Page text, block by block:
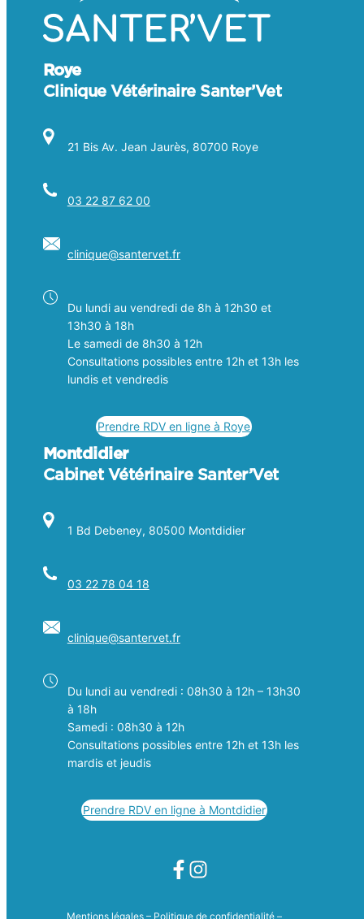
Roye
Clinique Vétérinaire Santer’Vet
21 Bis Av. Jean Jaurès, 80700 Roye
03 22 87 62 00
clinique@santervet.fr
Du lundi au vendredi de 8h à 12h30 et
13h30 à 18h
Le samedi de 8h30 à 12h
Consultations possibles entre 12h et 13h les
lundis et vendredis
Prendre RDV en ligne à Roye
Montdidier
Cabinet Vétérinaire Santer’Vet
1 Bd Debeney, 80500 Montdidier
03 22 78 04 18
clinique@santervet.fr
Du lundi au vendredi : 08h30 à 12h – 13h30
à 18h
Samedi : 08h30 à 12h
Consultations possibles entre 12h et 13h les
mardis et jeudis
Prendre RDV en ligne à Montdidier
Mentions légales– Politique de confidentialité–